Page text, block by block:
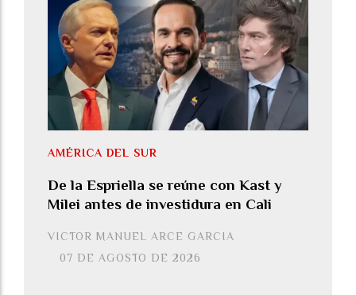
De la Espriella se reúne con Kast y
Milei antes de investidura en Cali
VICTOR MANUEL ARCE GARCIA
AMÉRICA DEL SUR
07 DE AGOSTO DE 2026